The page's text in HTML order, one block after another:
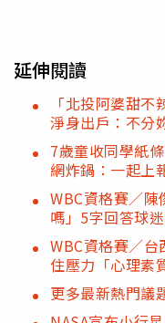
延伸閱讀
「北投阿婆甜
淨身出戶：不分
7歲童收同學紙
網炸鍋：一起上
WBC資格賽／
嗎」5字回答球
WBC資格賽／
住壓力「心理素
更多最新熱門議